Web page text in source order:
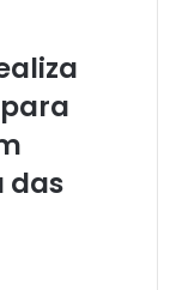
das